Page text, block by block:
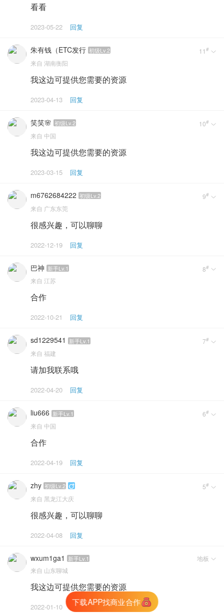
看看
2023-05-22 回复
朱有钱（ETC发行 初级Lv.2 11 # 
来自 湖南衡阳
我这边可提供您需要的资源
2023-04-13 回复
笑笑🌸 初级Lv.2 10# 
来自 中国
我这边可提供您需要的资源
2023-03-15 回复
m6762684222 初级Lv.2 9# 
来自 广东东莞
很感兴趣，可以聊聊
2022-12-19 回复
巴神 新手Lv.1 8# 
来自 江苏
合作
2022-10-21 回复
sd1229541 新手Lv.1 7# 
来自 福建
请加我联系哦
2022-04-20 回复
liu666 新手Lv.1 6# 
来自 中国
合作
2022-04-19 回复
zhy 初级Lv.2  5# 
来自 黑龙江大庆
很感兴趣，可以聊聊
2022-04-08 回复
wxum1ga1 新手Lv.1 地板 
来自 山东聊城
我这边可提供您需要的资源
2022-01-10 回复
生成朋友圈海报
下载APP找商业合作